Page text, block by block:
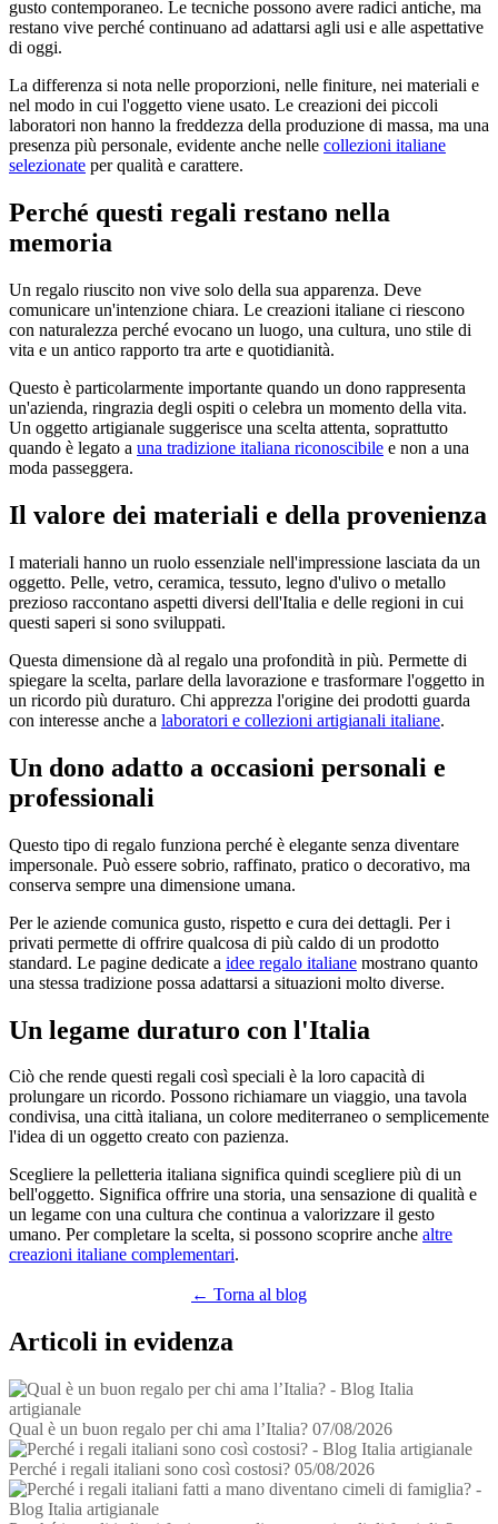
gusto contemporaneo. Le tecniche possono avere radici antiche, ma
restano vive perché continuano ad adattarsi agli usi e alle aspettative
di oggi.
La differenza si nota nelle proporzioni, nelle finiture, nei materiali e
nel modo in cui l'oggetto viene usato. Le creazioni dei piccoli
laboratori non hanno la freddezza della produzione di massa, ma una
presenza più personale, evidente anche nelle collezioni italiane
selezionate per qualità e carattere.
Perché questi regali restano nella
memoria
Un regalo riuscito non vive solo della sua apparenza. Deve
comunicare un'intenzione chiara. Le creazioni italiane ci riescono
con naturalezza perché evocano un luogo, una cultura, uno stile di
vita e un antico rapporto tra arte e quotidianità.
Questo è particolarmente importante quando un dono rappresenta
un'azienda, ringrazia degli ospiti o celebra un momento della vita.
Un oggetto artigianale suggerisce una scelta attenta, soprattutto
quando è legato a una tradizione italiana riconoscibile e non a una
moda passeggera.
Il valore dei materiali e della provenienza
I materiali hanno un ruolo essenziale nell'impressione lasciata da un
oggetto. Pelle, vetro, ceramica, tessuto, legno d'ulivo o metallo
prezioso raccontano aspetti diversi dell'Italia e delle regioni in cui
questi saperi si sono sviluppati.
Questa dimensione dà al regalo una profondità in più. Permette di
spiegare la scelta, parlare della lavorazione e trasformare l'oggetto in
un ricordo più duraturo. Chi apprezza l'origine dei prodotti guarda
con interesse anche a laboratori e collezioni artigianali italiane.
Un dono adatto a occasioni personali e
professionali
Questo tipo di regalo funziona perché è elegante senza diventare
impersonale. Può essere sobrio, raffinato, pratico o decorativo, ma
conserva sempre una dimensione umana.
Per le aziende comunica gusto, rispetto e cura dei dettagli. Per i
privati permette di offrire qualcosa di più caldo di un prodotto
standard. Le pagine dedicate a idee regalo italiane mostrano quanto
una stessa tradizione possa adattarsi a situazioni molto diverse.
Un legame duraturo con l'Italia
Ciò che rende questi regali così speciali è la loro capacità di
prolungare un ricordo. Possono richiamare un viaggio, una tavola
condivisa, una città italiana, un colore mediterraneo o semplicemente
l'idea di un oggetto creato con pazienza.
Scegliere la pelletteria italiana significa quindi scegliere più di un
bell'oggetto. Significa offrire una storia, una sensazione di qualità e
un legame con una cultura che continua a valorizzare il gesto
umano. Per completare la scelta, si possono scoprire anche altre
creazioni italiane complementari.
← Torna al blog
Articoli in evidenza
Qual è un buon regalo per chi ama l’Italia? 07/08/2026
Perché i regali italiani sono così costosi? 05/08/2026